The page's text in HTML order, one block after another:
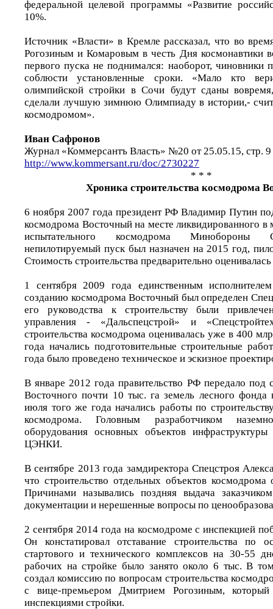
федеральной целевой программы «Развитие
10%.
Источник «Власти» в Кремле рассказал, что во
Рогозиным и Комаровым в честь Дня космонавтики
первого пуска не поднимался: наоборот, чиновники
соблюсти установленные сроки. «Мало кто
олимпийской стройки в Сочи будут сданы
сделали лучшую зимнюю Олимпиаду в истории,-
космодромом».
Иван Сафронов
Журнал «Коммерсантъ Власть» №20 от 25.05.15, стр. 9
http://www.kommersant.ru/doc/2730227
* * *
Хроника строительства космодрома
6 ноября 2007 года президент РФ Владимир Путин
космодрома Восточный на месте ликвидированного в
испытательного космодрома Минобороны
непилотируемый пуск был назначен на 2015 год,
Стоимость строительства предварительно
1 сентября 2009 года единственным
созданию космодрома Восточный был определен
его руководства к строительству были
управления - «Дальспецстрой» и
строительства космодрома оценивалась уже в 400
года начались подготовительные строительные
года было проведено техническое и эскизное
В январе 2012 года правительство РФ передало под
Восточного почти 10 тыс. га земель лесного
июля того же года начались работы по
космодрома. Головным разработчиком
оборудования основных объектов
ЦЭНКИ.
В сентябре 2013 года замдиректора Спецстроя
что строительство отдельных объектов космодрома
Причинами назывались поздняя выдача
документации и нерешенные вопросы по
2 сентября 2014 года на космодроме с инспекцией
Он констатировал отставание строительства по
стартового и технического комплексов на 30-55
рабочих на стройке было занято около 6 тыс. В
создал комиссию по вопросам строительства
с вице-премьером Дмитрием Рогозиным, который
инспекциями стройки.